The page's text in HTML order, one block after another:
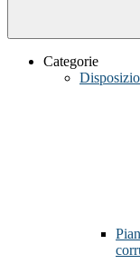
Categorie